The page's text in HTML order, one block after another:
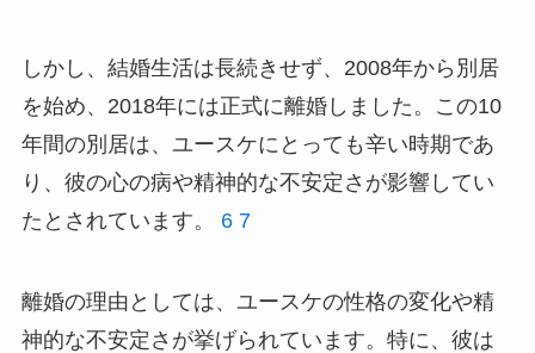
しかし、結婚生活は長続きせず、2008年から別居
を始め、2018年には正式に離婚しました。この10
年間の別居は、ユースケにとっても辛い時期であ
り、彼の心の病や精神的な不安定さが影響してい
たとされています。 6 7
離婚の理由としては、ユースケの性格の変化や精
神的な不安定さが挙げられています。特に、彼は